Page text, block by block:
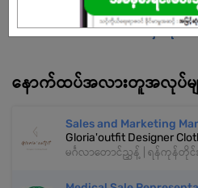
အကောင့်မရှိသေး
မှတ်ပုံတင်
နောက်ထပ်အလားတူအလုပ်မျ
Sales and Marketing
Gloria'outfit Designer
မင်္ဂလာတောင်ညွှန့် | ရန်ကုန်တိုင်း